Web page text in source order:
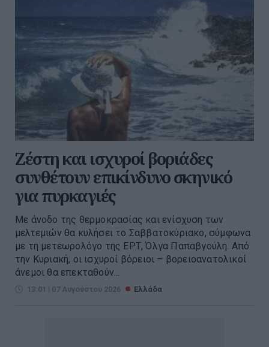
Ζέστη και ισχυροί βοριάδες
συνθέτουν επικίνδυνο σκηνικό
για πυρκαγιές
Με άνοδο της θερμοκρασίας και ενίσχυση των
μελτεμιών θα κυλήσει το Σαββατοκύριακο, σύμφωνα
με τη μετεωρολόγο της ΕΡΤ, Όλγα Παπαβγούλη. Από
την Κυριακή, οι ισχυροί βόρειοι – βορειοανατολικοί
άνεμοι θα επεκταθούν...
13:01 | 07 Αυγούστου 2026 Ελλάδα